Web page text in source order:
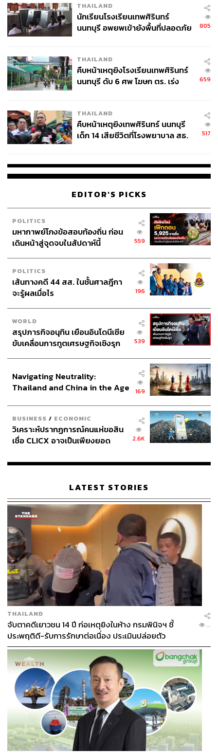
THAILAND
นักเรียนโรงเรียนเทพศิรินทร์
นนทบุรี อพยพเข้ายังพื้นที่ปลอดภัย
805
THAILAND
คืบหน้าเหตุยิงโรงเรียนเทพศิรินทร์
นนทบุรี ดับ 6 ศพ โฆษก ตร. เร่ง
659
THAILAND
คืบหน้าเหตุยิงเทพศิรินทร์ นนทบุรี
เด็ก 14 เสียชีวิตที่โรงพยาบาล สธ.
517
EDITOR'S PICKS
POLITICS
มหากาพย์โกงข้อสอบท้องถิ่น ก่อน
เดินหน้าสู่จุดจบในสัปดาห์นี้
559
POLITICS
เส้นทางคดี 44 สส. ในชั้นศาลฎีกา
จะรู้ผลเมื่อไร
196
WORLD
สรุปภารกิจอนุทิน เยือนอินโดนีเซีย
ขับเคลื่อนการทูตเศรษฐกิจเชิงรุก
539
Navigating Neutrality:
Thailand and China in the Age
169
BUSINESS / ECONOMIC
วิเคราะห์ปรากฏการณ์คนแห่ขอสิน
เชื่อ CLICX อาจเป็นเพียงยอด
เรือนไทยที่ถูกซุกไว้
2.6K
LATEST STORIES
THAILAND
จับตาคดีเยาวชน 14 ปี ก่อเหตุยิงในห้าง กรมพินิจฯ ชี้
ประพฤติดี-รับการรักษาต่อเนื่อง ประเมินปล่อยตัว
...